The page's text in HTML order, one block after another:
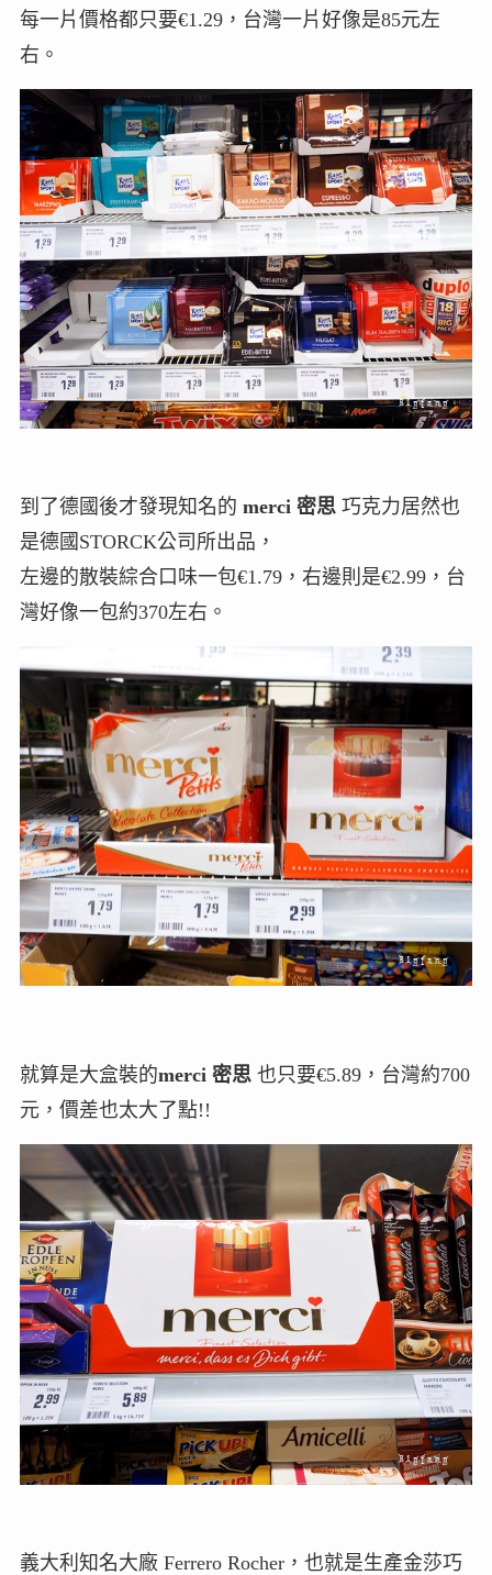
每一片價格都只要€1.29，台灣一片好像是85元左
右。
到了德國後才發現知名的 merci 密思巧克力居然也
是德國STORCK公司所出品，
左邊的散裝綜合口味一包€1.79，右邊則是€2.99，台
灣好像一包約370左右。
就算是大盒裝的merci 密思也只要€5.89，台灣約700
元，價差也太大了點!!
義大利知名大廠 Ferrero Rocher，也就是生產金莎巧